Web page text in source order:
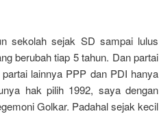
sekolah sejak SD sampai lulus
berubah tiap 5 tahun. Dan partai
lainnya PPP dan PDI hanya
hak pilih 1992, saya dengan
Golkar. Padahal sejak kecil